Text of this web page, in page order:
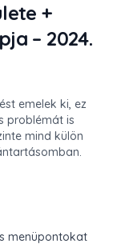
+
– 2024.
emelek ki, ez
problémát is
mind külön
menüpontokat